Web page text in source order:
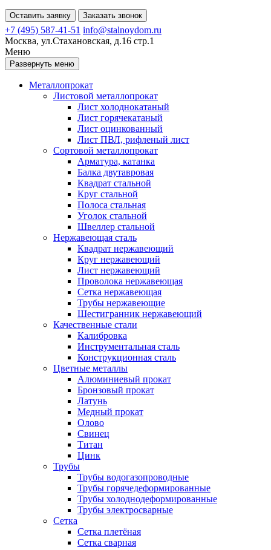
Оставить заявку Заказать звонок
+7 (495) 587-41-51 info@stalnoydom.ru
Москва, ул.Стахановская, д.16 стр.1
Меню
Развернуть меню
Металлопрокат
Листовой металлопрокат
Лист холоднокатаный
Лист горячекатаный
Лист оцинкованный
Лист ПВЛ, рифленый лист
Сортовой металлопрокат
Арматура, катанка
Балка двутавровая
Квадрат стальной
Круг стальной
Полоса стальная
Уголок стальной
Швеллер стальной
Нержавеющая сталь
Квадрат нержавеющий
Круг нержавеющий
Лист нержавеющий
Проволока нержавеющая
Сетка нержавеющая
Трубы нержавеющие
Шестигранник нержавеющий
Качественные стали
Калибровка
Инструментальная сталь
Конструкционная сталь
Цветные металлы
Алюминиевый прокат
Бронзовый прокат
Латунь
Медный прокат
Олово
Свинец
Титан
Цинк
Трубы
Трубы водогазопроводные
Трубы горячедеформированные
Трубы холоднодеформированные
Трубы электросварные
Сетка
Сетка плетёная
Сетка сварная